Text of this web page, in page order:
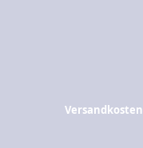
Versandkosten